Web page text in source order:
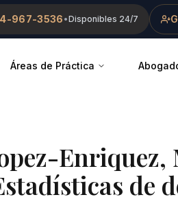
967-3536•Disponibles 24/7
Áreas de Práctica
Enriquez,
de